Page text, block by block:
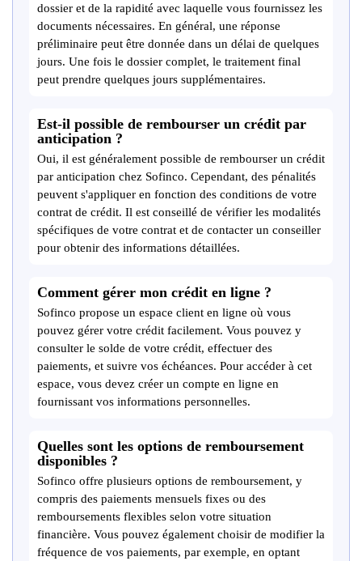
dossier et de la rapidité avec laquelle vous fournissez les
documents nécessaires. En général, une réponse
préliminaire peut être donnée dans un délai de quelques
jours. Une fois le dossier complet, le traitement final
peut prendre quelques jours supplémentaires.
Est-il possible de rembourser un crédit par
anticipation ?
Oui, il est généralement possible de rembourser un crédit
par anticipation chez Sofinco. Cependant, des pénalités
peuvent s'appliquer en fonction des conditions de votre
contrat de crédit. Il est conseillé de vérifier les modalités
spécifiques de votre contrat et de contacter un conseiller
pour obtenir des informations détaillées.
Comment gérer mon crédit en ligne ?
Sofinco propose un espace client en ligne où vous
pouvez gérer votre crédit facilement. Vous pouvez y
consulter le solde de votre crédit, effectuer des
paiements, et suivre vos échéances. Pour accéder à cet
espace, vous devez créer un compte en ligne en
fournissant vos informations personnelles.
Quelles sont les options de remboursement
disponibles ?
Sofinco offre plusieurs options de remboursement, y
compris des paiements mensuels fixes ou des
remboursements flexibles selon votre situation
financière. Vous pouvez également choisir de modifier la
fréquence de vos paiements, par exemple, en optant